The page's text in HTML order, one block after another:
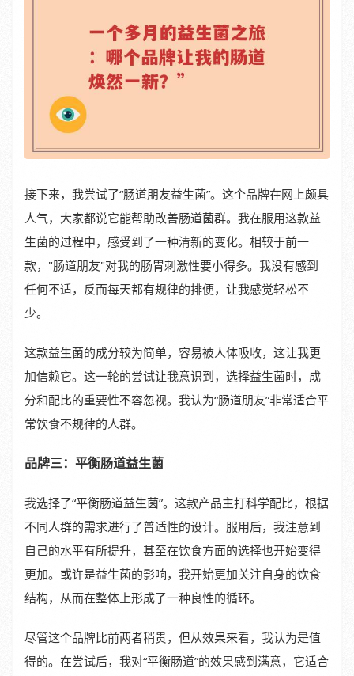
接下来，我尝试了“肠道朋友益生菌”。这个品牌在网上颇具
人气，大家都说它能帮助改善肠道菌群。我在服用这款益
生菌的过程中，感受到了一种清新的变化。相较于前一
款，"肠道朋友"对我的肠胃刺激性要小得多。我没有感到
任何不适，反而每天都有规律的排便，让我感觉轻松不
少。
这款益生菌的成分较为简单，容易被人体吸收，这让我更
加信赖它。这一轮的尝试让我意识到，选择益生菌时，成
分和配比的重要性不容忽视。我认为“肠道朋友”非常适合平
常饮食不规律的人群。
品牌三：平衡肠道益生菌
我选择了“平衡肠道益生菌”。这款产品主打科学配比，根据
不同人群的需求进行了普适性的设计。服用后，我注意到
自己的水平有所提升，甚至在饮食方面的选择也开始变得
更加。或许是益生菌的影响，我开始更加关注自身的饮食
结构，从而在整体上形成了一种良性的循环。
尽管这个品牌比前两者稍贵，但从效果来看，我认为是值
得的。在尝试后，我对“平衡肠道”的效果感到满意，它适合